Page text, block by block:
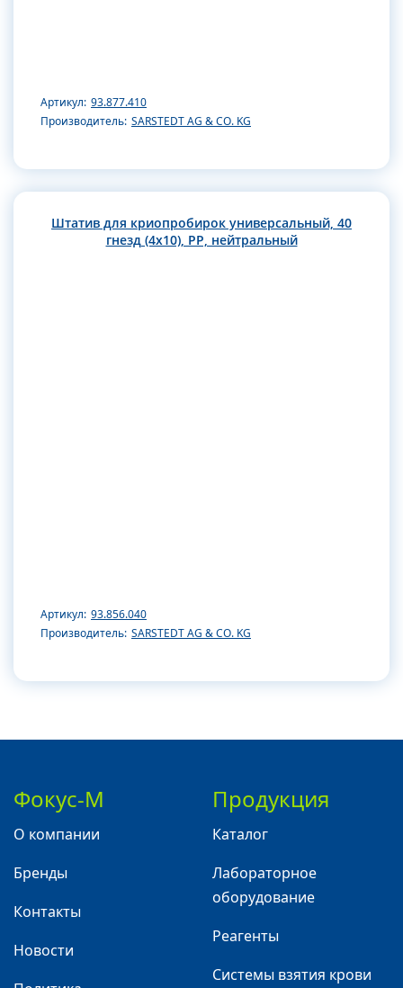
Артикул: 93.877.410
Производитель: SARSTEDT AG & CO. KG
Штатив для криопробирок универсальный, 40
гнезд (4х10), РР, нейтральный
Артикул: 93.856.040
Производитель: SARSTEDT AG & CO. KG
Фокус-М
О компании
Бренды
Контакты
Новости
Продукция
Каталог
Лабораторное
оборудование
Реагенты
Системы взятия крови